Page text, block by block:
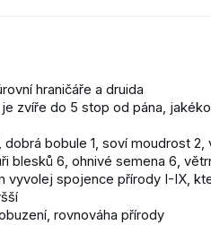
hraničáře a druida
zvíře do 5 stop od pána,
dobrá bobule 1, soví moudrost
blesků 6, ohnivé semena 6,
vyvolej spojence přírody I-IX,
rovnováha přírody